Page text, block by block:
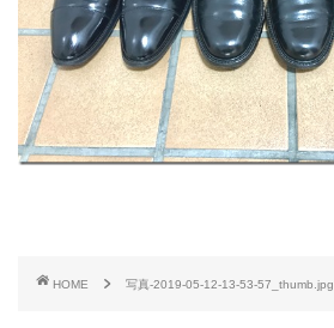
HOME 写真-2019-05-12-13-53-57_thumb.jpg